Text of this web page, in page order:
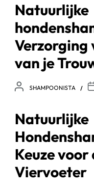
Natuurlijke
Verzorging
van je
SHAMPOONISTA
Natuurlijke
Keuze
Viervoeter